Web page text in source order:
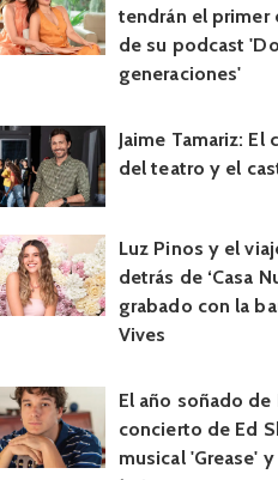
tendrán el primer
de su podcast
generaciones'
Jaime Tamariz: El
del teatro y el
Luz Pinos y el
detrás de ‘Casa
grabado con la
Vives
El año soñado
concierto de Ed
musical 'Grease'